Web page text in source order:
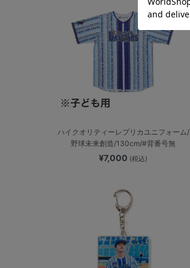
ハイクオリティーレプリカユニフォーム/
野球未来創造/130cm/#背番号無
¥7,000 (税込)